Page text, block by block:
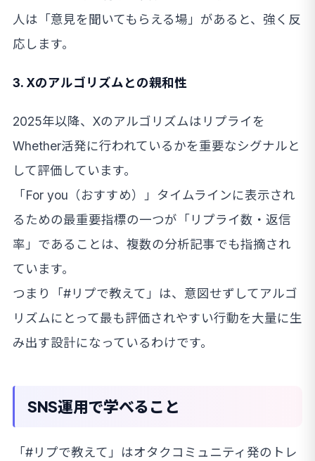
人は「意見を聞いてもらえる場」があると、強く反
応します。
3. Xのアルゴリズムとの親和性
2025年以降、Xのアルゴリズムはリプライを
Whether活発に行われているかを重要なシグナルと
して評価しています。
「For you（おすすめ）」タイムラインに表示され
るための最重要指標の一つが「リプライ数・返信
率」であることは、複数の分析記事でも指摘され
ています。
つまり「#リプで教えて」は、意図せずしてアルゴ
リズムにとって最も評価されやすい行動を大量に生
み出す設計になっているわけです。
SNS運用で学べること
「#リプで教えて」はオタクコミュニティ発のトレ